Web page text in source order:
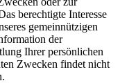
berechtigte Interesse
gemeinnützigen
der
Ihrer persönlichen
Zwecken findet nicht